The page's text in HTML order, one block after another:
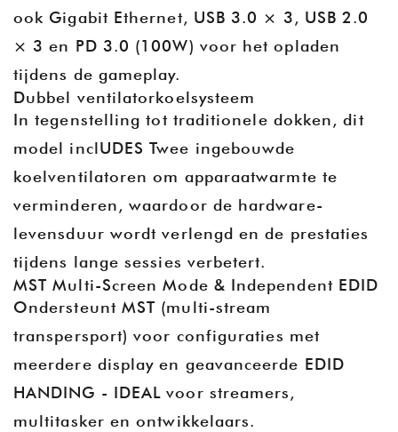
ook Gigabit Ethernet, USB 3.0 × 3, USB 2.0
× 3 en PD 3.0 (100W) voor het opladen
tijdens de gameplay.
Dubbel ventilatorkoelsysteem
In tegenstelling tot traditionele dokken, dit
model inclUDES Twee ingebouwde
koelventilatoren om apparaatwarmte te
verminderen, waardoor de hardware-
levensduur wordt verlengd en de prestaties
tijdens lange sessies verbetert.
MST Multi-Screen Mode & Independent EDID
Ondersteunt MST (multi-stream
transpersport) voor configuraties met
meerdere display en geavanceerde EDID
HANDING - IDEAL voor streamers,
multitasker en ontwikkelaars.